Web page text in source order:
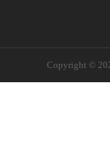
Copyright ©